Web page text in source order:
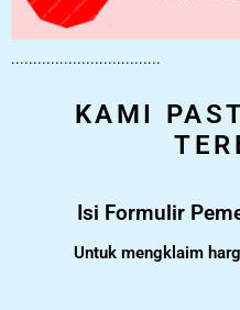
..................................
KAMI
Isi Formulir
Untuk mengklaim